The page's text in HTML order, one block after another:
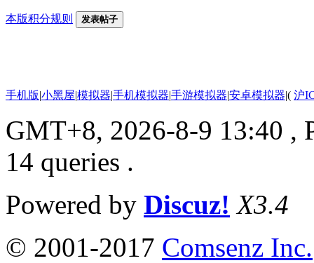
本版积分规则 发表帖子
手机版|小黑屋|模拟器|手机模拟器|手游模拟器|安卓模拟器|( 沪
GMT+8, 2026-8-9 13:40 ,
14 queries .
Powered by Discuz! X3.4
© 2001-2017 Comsenz Inc.